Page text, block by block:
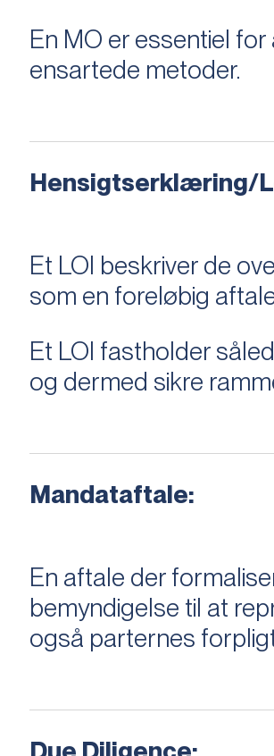
En MO er essentiel
ensartede metoder.
Hensigtserklæring/
Et LOI beskriver de
som en foreløbig
Et LOI fastholder
og dermed sikre
Mandataftale:
En aftale der
bemyndigelse til at
også parternes